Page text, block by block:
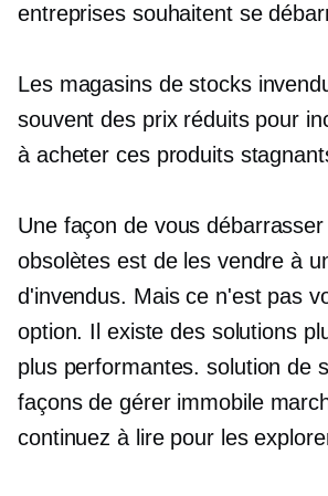
entreprises souhaitent se
Les magasins de stocks
souvent des prix réduits pour
à acheter ces produits
Une façon de vous
obsolètes est de les vendre à
d'invendus. Mais ce n'est pas
option. Il existe des solutions
plus performantes.solution de
façons de gérer immobile
continuez à lire pour les